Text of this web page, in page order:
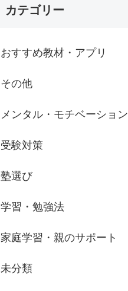
カテゴリー
おすすめ教材・アプリ
その他
メンタル・モチベーション
受験対策
塾選び
学習・勉強法
家庭学習・親のサポート
未分類